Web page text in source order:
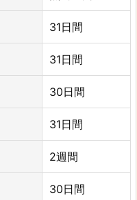
31日間
31日間
30日間
31日間
2週間
30日間